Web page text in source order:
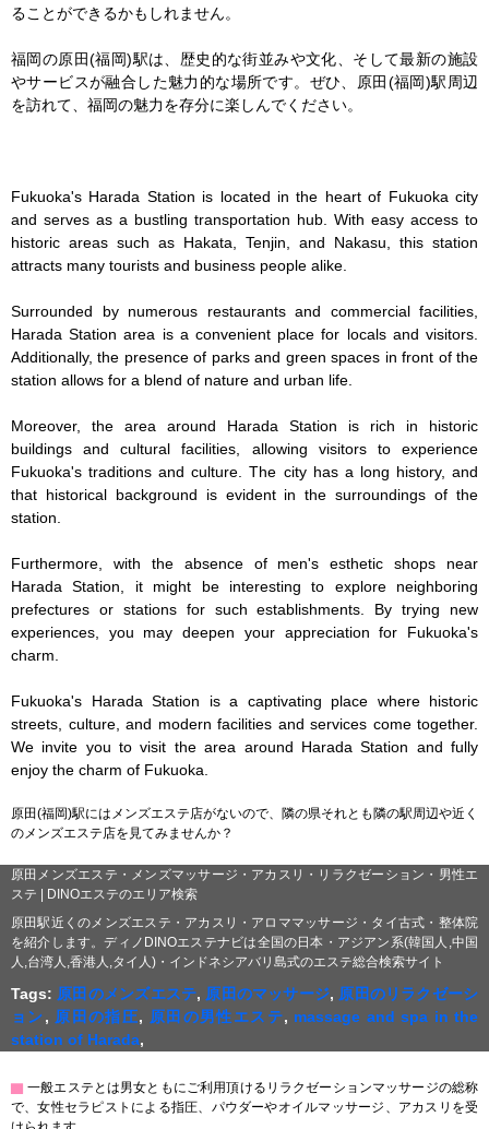
ることができるかもしれません。
福岡の原田(福岡)駅は、歴史的な街並みや文化、そして最新の施設
やサービスが融合した魅力的な場所です。ぜひ、原田(福岡)駅周辺
を訪れて、福岡の魅力を存分に楽しんでください。
Fukuoka's Harada Station is located in the heart of Fukuoka city
and serves as a bustling transportation hub. With easy access to
historic areas such as Hakata, Tenjin, and Nakasu, this station
attracts many tourists and business people alike.
Surrounded by numerous restaurants and commercial facilities,
Harada Station area is a convenient place for locals and visitors.
Additionally, the presence of parks and green spaces in front of the
station allows for a blend of nature and urban life.
Moreover, the area around Harada Station is rich in historic
buildings and cultural facilities, allowing visitors to experience
Fukuoka's traditions and culture. The city has a long history, and
that historical background is evident in the surroundings of the
station.
Furthermore, with the absence of men's esthetic shops near
Harada Station, it might be interesting to explore neighboring
prefectures or stations for such establishments. By trying new
experiences, you may deepen your appreciation for Fukuoka's
charm.
Fukuoka's Harada Station is a captivating place where historic
streets, culture, and modern facilities and services come together.
We invite you to visit the area around Harada Station and fully
enjoy the charm of Fukuoka.
原田(福岡)駅にはメンズエステ店がないので、隣の県それとも隣の駅周辺や近く
のメンズエステ店を見てみませんか？
原田メンズエステ・メンズマッサージ・アカスリ・リラクゼーション・男性エ
ステ | DINOエステのエリア検索
原田駅近くのメンズエステ・アカスリ・アロママッサージ・タイ古式・整体院
を紹介します。ディノDINOエステナビは全国の日本・アジアン系(韓国人,中国
人,台湾人,香港人,タイ人)・インドネシアバリ島式のエステ総合検索サイト
Tags: 原田のメンズエステ, 原田のマッサージ, 原田のリラクゼーシ
ョン, 原田の指圧, 原田の男性エステ, massage and spa in the
station of Harada,
▇ 一般エステとは男女ともにご利用頂けるリラクゼーションマッサージの総称
で、女性セラピストによる指圧、パウダーやオイルマッサージ、アカスリを受